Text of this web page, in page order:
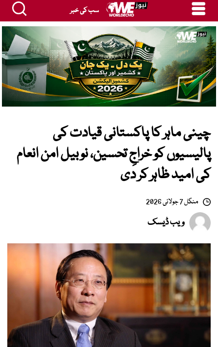
سب کی خبر
چینی ماہر کا پاکستانی قیادت کی
پالیسیوں کو خراجِ تحسین، نوبیل امن انعام
کی امید ظاہر کر دی
منگل 7 جولائی 2026
ویب ڈیسک